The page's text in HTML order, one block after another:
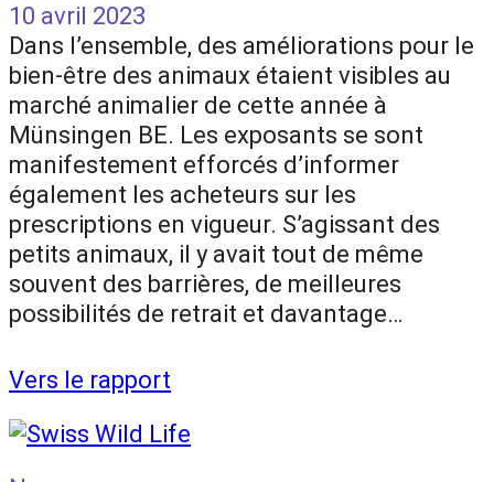
10 avril 2023
Dans l’ensemble, des améliorations pour le
bien-être des animaux étaient visibles au
marché animalier de cette année à
Münsingen BE. Les exposants se sont
manifestement efforcés d’informer
également les acheteurs sur les
prescriptions en vigueur. S’agissant des
petits animaux, il y avait tout de même
souvent des barrières, de meilleures
possibilités de retrait et davantage…
Vers le rapport